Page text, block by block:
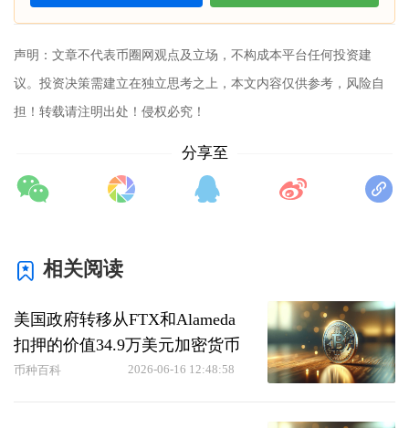
声明：文章不代表币圈网观点及立场，不构成本平台任何投资建
议。投资决策需建立在独立思考之上，本文内容仅供参考，风险自
担！转载请注明出处！侵权必究！
分享至
相关阅读
美国政府转移从FTX和Alameda
扣押的价值34.9万美元加密货币
币种百科 2026-06-16 12:48:58